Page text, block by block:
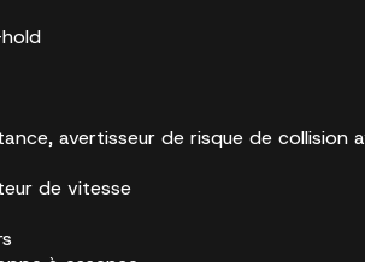
avertisseur de risque de
de vitesse